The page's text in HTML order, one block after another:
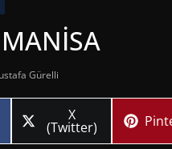
Gürelli
Share
on
X
(Twitter)